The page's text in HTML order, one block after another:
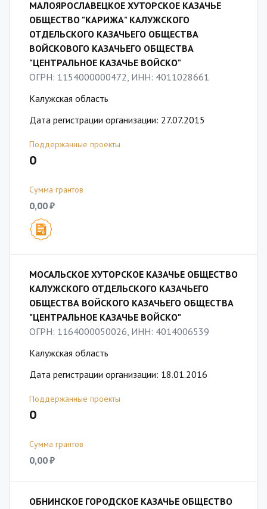
МАЛОЯРОСЛАВЕЦКОЕ ХУТОРСКОЕ КАЗАЧЬЕ
ОБЩЕСТВО "КАРИЖА" КАЛУЖСКОГО
ОТДЕЛЬСКОГО КАЗАЧЬЕГО ОБЩЕСТВА
ВОЙСКОВОГО КАЗАЧЬЕГО ОБЩЕСТВА
"ЦЕНТРАЛЬНОЕ КАЗАЧЬЕ ВОЙСКО"
ОГРН: 1154000000472, ИНН: 4011028661
Калужская область
Дата регистрации организации: 27.07.2015
Поддержанные проекты
0
Сумма грантов
0,00 ₽
МОСАЛЬСКОЕ ХУТОРСКОЕ КАЗАЧЬЕ ОБЩЕСТВО
КАЛУЖСКОГО ОТДЕЛЬСКОГО КАЗАЧЬЕГО
ОБЩЕСТВА ВОЙСКОГО КАЗАЧЬЕГО ОБЩЕСТВА
"ЦЕНТРАЛЬНОЕ КАЗАЧЬЕ ВОЙСКО"
ОГРН: 1164000050026, ИНН: 4014006539
Калужская область
Дата регистрации организации: 18.01.2016
Поддержанные проекты
0
Сумма грантов
0,00 ₽
ОБНИНСКОЕ ГОРОДСКОЕ КАЗАЧЬЕ ОБЩЕСТВО